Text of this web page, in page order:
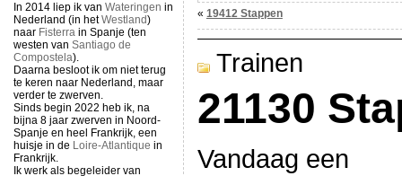
In 2014 liep ik van Wateringen in
Nederland (in hetWestland)
naar Fisterrain Spanje (ten
westen van Santiago de
Compostela).
Daarna besloot ik om niet terug
te keren naar Nederland, maar
verder te zwerven.
Sinds begin 2022 heb ik, na
bijna 8 jaar zwerven in Noord-
Spanje en heel Frankrijk, een
huisje in de Loire-Atlantique in
Frankrijk.
Ik werk als begeleider van
« 19412 Stappen
Trainen
21130
Vandaag een